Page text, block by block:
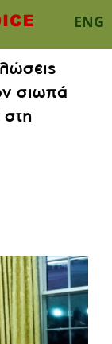
ENG
σιωπά
στη